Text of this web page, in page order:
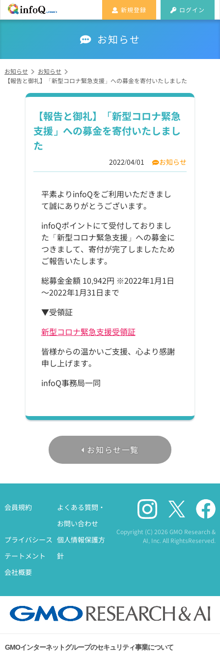
新規登録 ログイン
お知らせ
お知らせ
お知らせ
【報告と御礼】「新型コロナ緊急支援」への募金を寄付いたしました
【報告と御礼】「新型コロナ緊急
支援」への募金を寄付いたしまし
た
2022/04/01 お知らせ
平素よりinfoQをご利用いただきまし
て誠にありがとうございます。
infoQポイントにて受付しておりまし
た「新型コロナ緊急支援」への募金に
つきまして、寄付が完了しましたため
ご報告いたします。
総募金金額 10,942円 ※2022年1月1日
～2022年1月31日まで
▼受領証
新型コロナ緊急支援受領証
皆様からの温かいご支援、心より感謝
申し上げます。
infoQ事務局一同
お知らせ一覧
会員規約
よくある質問・
お問い合わせ
プライバシース
テートメント
個人情報保護方
針
会社概要
Copyright (C)2026 GMO Research &
AI, Inc. All RightsReserved.
GMOインターネットグループのセキュリティ事業について